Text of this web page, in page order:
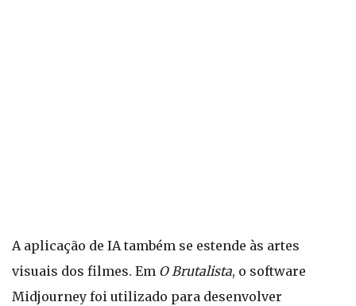
A aplicação de IA também se estende às artes
visuais dos filmes. Em O Brutalista, o software
Midjourney foi utilizado para desenvolver